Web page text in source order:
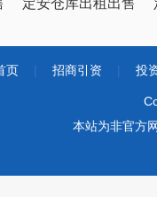
定安仓库出租出售
页 招商引资 投
本站为非官方